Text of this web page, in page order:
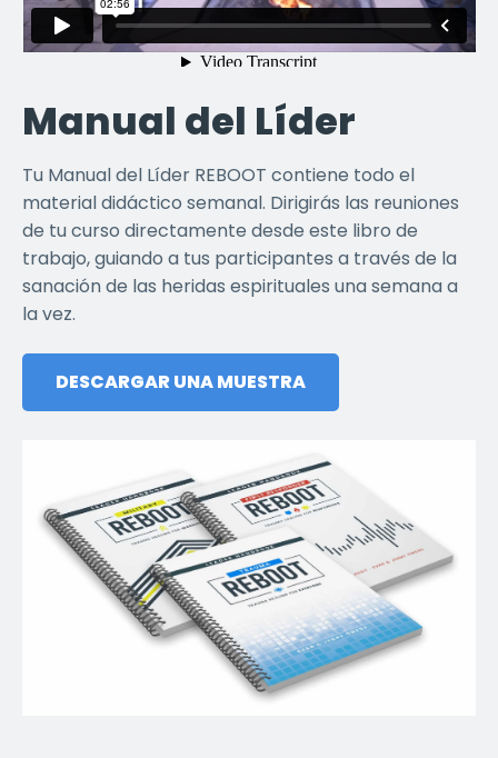
Manual del Líder
Tu Manual del Líder REBOOT contiene todo el
material didáctico semanal. Dirigirás las reuniones
de tu curso directamente desde este libro de
trabajo, guiando a tus participantes a través de la
sanación de las heridas espirituales una semana a
la vez.
DESCARGAR UNA MUESTRA